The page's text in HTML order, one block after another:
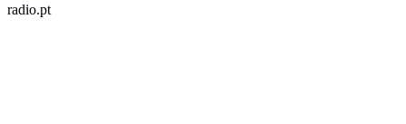
radio.pt